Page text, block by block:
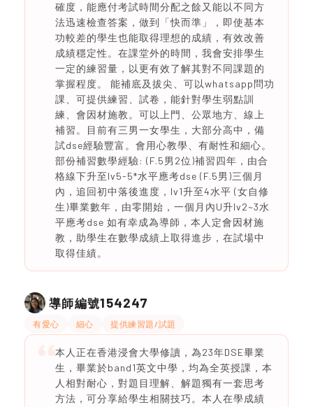
確度，能應付考試時間分配之餘又能以不同方
法迅速檢查答案，做到「快而準」，即使基本
功較差的學生也能取得理想的成績，有效改善
成績穩定性。在課堂外的時間，我會安排學生
一定的練習量，以更有效了解其對不同課題的
掌握程度。 能補底及拔尖、可以whatsapp問功
課、可提供練習、試卷，能針對學生弱點訓
練、會因材施教。可以上門、公眾地方、線上
補習。目前有三男一女學生，大部分高中，備
試dse經驗豐富。會用心教學、有耐性和細心。
部份補習數學經驗: (F.5男2位)補習四年，由合
格線下升至lv5-5*水平應考dse (F.5男)三個月
內，追回初中落後進度，lv1升至4水平 (女自修
生)畢業數年，由零開始，一個月內U升lv2~3水
平應考dse 如有幸成為導師，本人定會因材施
教，助學生在數學成績上取得進步，在試場中
取得佳績。
導師編號154247
有愛心 細心 提供練習題/試題
本人正在香港浸會大學修讀，為23年DSE畢業
生，畢業於band1英文中學，均為全英授課，本
人相對耐心，對題目理解、解題獨有一套思考
方法，可分享給學生相關技巧。本人在學成績